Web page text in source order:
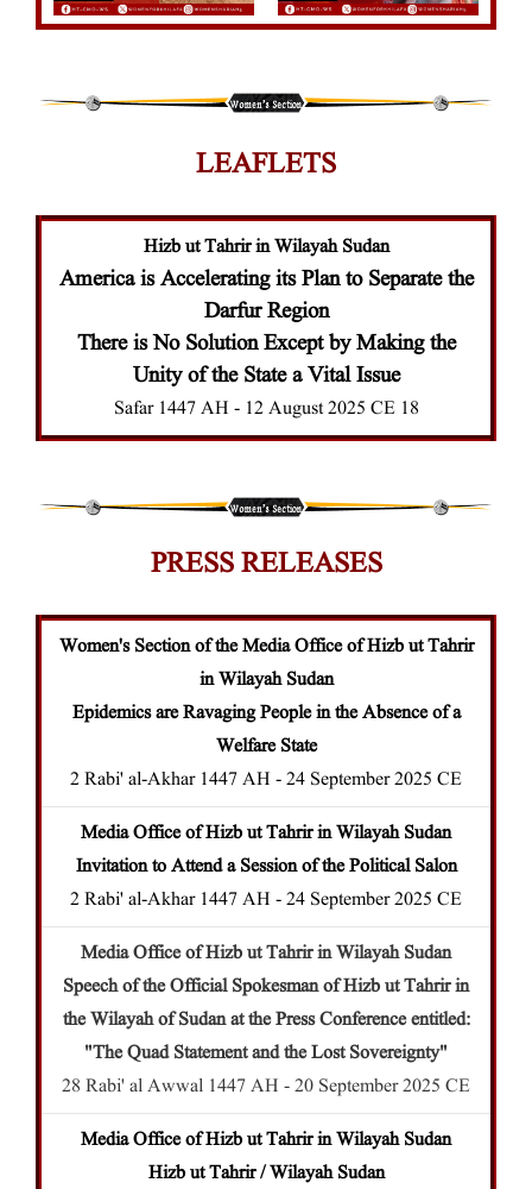
LEAFLETS
Hizb ut Tahrir in Wilayah Sudan
America is Accelerating its Plan to Separate the
Darfur Region
There is No Solution Except by Making the
Unity of the State a Vital Issue
18 Safar 1447 AH - 12 August 2025 CE
PRESS RELEASES
Women's Section of the Media Office of Hizb ut Tahrir
in Wilayah Sudan
Epidemics are Ravaging People in the Absence of a
Welfare State
2 Rabi' al-Akhar 1447 AH - 24 September 2025 CE
Media Office of Hizb ut Tahrir in Wilayah Sudan
Invitation to Attend a Session of the Political Salon
2 Rabi' al-Akhar 1447 AH - 24 September 2025 CE
Media Office of Hizb ut Tahrir in Wilayah Sudan
Speech of the Official Spokesman of Hizb ut Tahrir in
the Wilayah of Sudan at the Press Conference entitled:
"The Quad Statement and the Lost Sovereignty"
28 Rabi' al Awwal 1447 AH - 20 September 2025 CE
Media Office of Hizb ut Tahrir in Wilayah Sudan
Hizb ut Tahrir / Wilayah Sudan